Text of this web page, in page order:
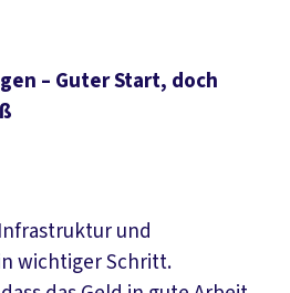
– Guter Start, doch
und
wichtiger Schritt.